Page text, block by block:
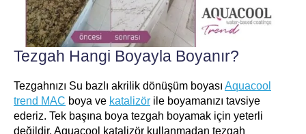
Tezgah Hangi Boyayla Boyanır?
Tezgahnızı Su bazlı akrilik dönüşüm boyası Aquacool
trend MAC boya ve katalizör ile boyamanızı tavsiye
ederiz. Tek başına boya tezgah boyamak için yeterli
değildir. Aquacool katalizör kullanmadan tezgah